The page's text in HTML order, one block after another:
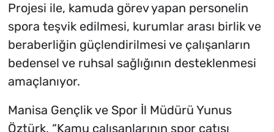
Projesi ile, kamuda görev yapan personelin
spora teşvik edilmesi, kurumlar arası birlik ve
beraberliğin güçlendirilmesi ve çalışanların
bedensel ve ruhsal sağlığının desteklenmesi
amaçlanıyor.
Manisa Gençlik ve Spor İl Müdürü Yunus
Öztürk, “Kamu çalışanlarının spor çatısı